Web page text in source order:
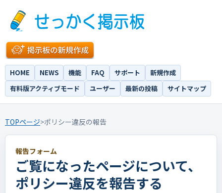
HOME NEWS 機能 FAQ サポート
新規作成
有料版アクティブモード
ユーザー 最新の投稿 サイトマップ
TOPページ>ポリシー違反の報告
報告フォーム
ご覧になったページについて、
ポリシー違反を報告する